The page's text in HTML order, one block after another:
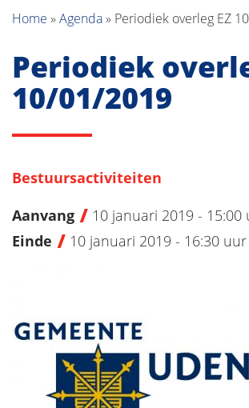
Home » Agenda» Periodiek overleg EZ
Periodiek
10/01/2019
Bestuursactiviteiten
Aanvang
10 januari 2019 - 15:00
Einde
10 januari 2019 - 16:30 uur